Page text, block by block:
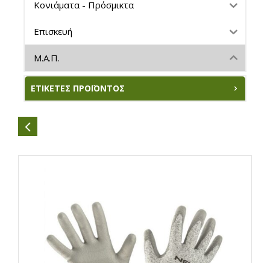
Κονιάματα - Πρόσμικτα
Επισκευή
Μ.Α.Π.
ΕΤΙΚΈΤΕΣ ΠΡΟΪΌΝΤΟΣ